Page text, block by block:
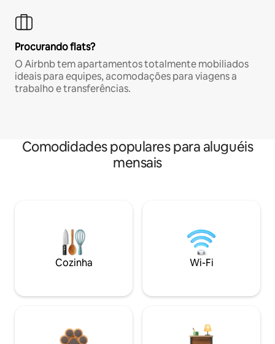
Procurando flats?
O Airbnb tem apartamentos totalmente mobiliados
ideais para equipes, acomodações para viagens a
trabalho e transferências.
Comodidades populares para aluguéis
mensais
Cozinha Wi-Fi